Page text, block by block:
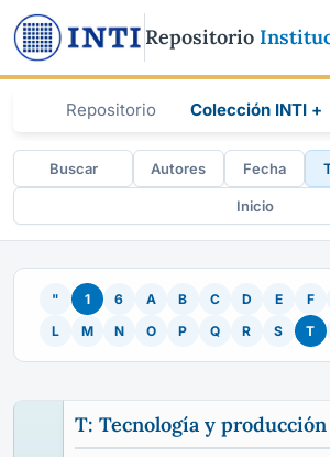
Repositorio
Repositorio Colección INTI +
Buscar Autores Fecha
Inicio
" 1 6 A B C D E F
L
M N O P Q R S T
T: Tecnología y producción